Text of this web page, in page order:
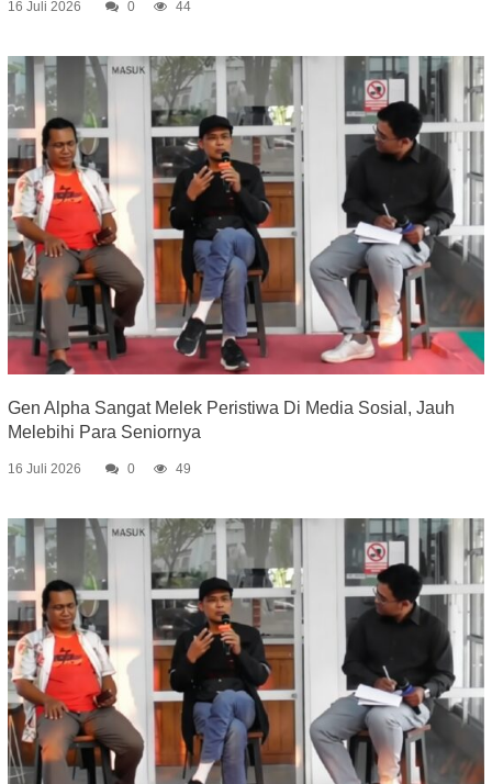
16 Juli 2026 0 44
Gen Alpha Sangat Melek Peristiwa Di Media Sosial, Jauh
Melebihi Para Seniornya
16 Juli 2026 0 49